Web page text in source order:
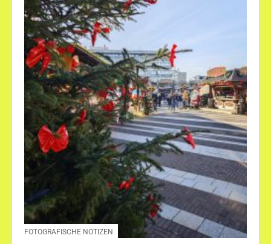
FOTOGRAFISCHE NOTIZEN